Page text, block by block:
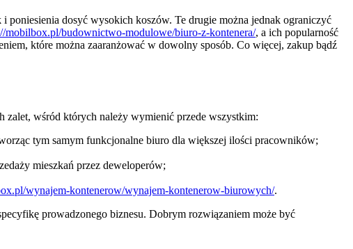
dosyć wysokich koszów. Te drugie można jednak ograniczyć
mobilbox.pl/budownictwo-modulowe/biuro-z-kontenera/, a ich popularność
które można zaaranżować w dowolny sposób. Co więcej, zakup bądź
zalet, wśród których należy wymienić przede wszystkim:
tym samym funkcjonalne biuro dla większej ilości pracowników;
mieszkań przez deweloperów;
wynajem-kontenerow/wynajem-kontenerow-biurowych/.
prowadzonego biznesu. Dobrym rozwiązaniem może być